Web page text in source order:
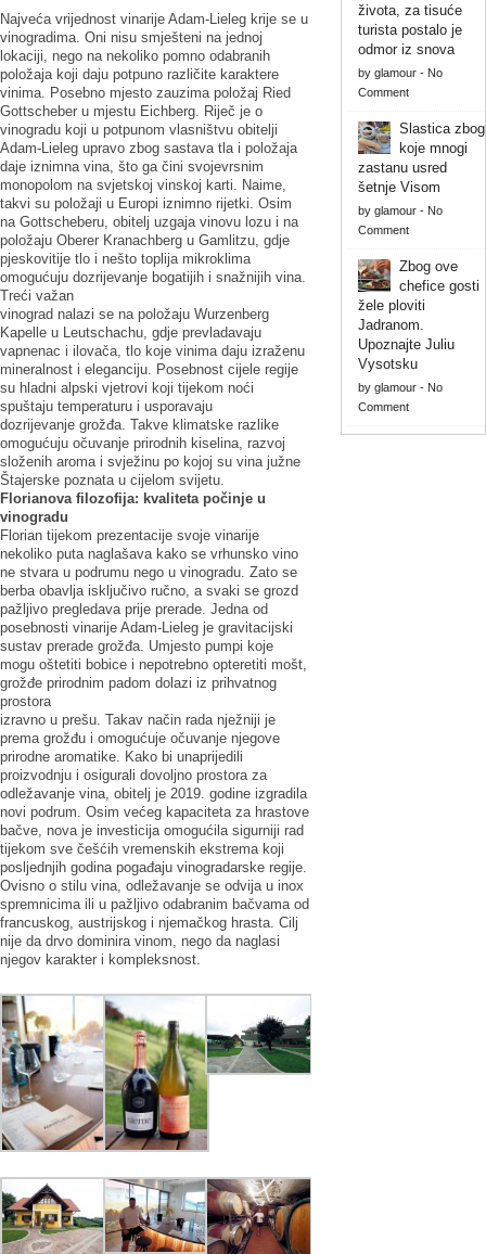
Najveća vrijednost vinarije Adam-Lieleg krije se u
vinogradima. Oni nisu smješteni na jednoj
lokaciji, nego na nekoliko pomno odabranih
položaja koji daju potpuno različite karaktere
vinima. Posebno mjesto zauzima položaj Ried
Gottscheber u mjestu Eichberg. Riječ je o
vinogradu koji u potpunom vlasništvu obitelji
Adam-Lieleg upravo zbog sastava tla i položaja
daje iznimna vina, što ga čini svojevrsnim
monopolom na svjetskoj vinskoj karti. Naime,
takvi su položaji u Europi iznimno rijetki. Osim
na Gottscheberu, obitelj uzgaja vinovu lozu i na
položaju Oberer Kranachberg u Gamlitzu, gdje
pjeskovitije tlo i nešto toplija mikroklima
omogućuju dozrijevanje bogatijih i snažnijih vina.
Treći važan
vinograd nalazi se na položaju Wurzenberg
Kapelle u Leutschachu, gdje prevladavaju
vapnenac i ilovača, tlo koje vinima daju izraženu
mineralnost i eleganciju. Posebnost cijele regije
su hladni alpski vjetrovi koji tijekom noći
spuštaju temperaturu i usporavaju
dozrijevanje grožđa. Takve klimatske razlike
omogućuju očuvanje prirodnih kiselina, razvoj
složenih aroma i svježinu po kojoj su vina južne
Štajerske poznata u cijelom svijetu.
Florianova filozofija: kvaliteta počinje u
vinogradu
Florian tijekom prezentacije svoje vinarije
nekoliko puta naglašava kako se vrhunsko vino
ne stvara u podrumu nego u vinogradu. Zato se
berba obavlja isključivo ručno, a svaki se grozd
pažljivo pregledava prije prerade. Jedna od
posebnosti vinarije Adam-Lieleg je gravitacijski
sustav prerade grožđa. Umjesto pumpi koje
mogu oštetiti bobice i nepotrebno opteretiti mošt,
grožđe prirodnim padom dolazi iz prihvatnog
prostora
izravno u prešu. Takav način rada nježniji je
prema grožđu i omogućuje očuvanje njegove
prirodne aromatike. Kako bi unaprijedili
proizvodnju i osigurali dovoljno prostora za
odležavanje vina, obitelj je 2019. godine izgradila
novi podrum. Osim većeg kapaciteta za hrastove
bačve, nova je investicija omogućila sigurniji rad
tijekom sve češćih vremenskih ekstrema koji
posljednjih godina pogađaju vinogradarske regije.
Ovisno o stilu vina, odležavanje se odvija u inox
spremnicima ili u pažljivo odabranim bačvama od
francuskog, austrijskog i njemačkog hrasta. Cilj
nije da drvo dominira vinom, nego da naglasi
njegov karakter i kompleksnost.
života, za tisuće
turista postalo je
odmor iz snova
by glamour- No
Comment
Slastica zbog
koje mnogi
zastanu usred
šetnje Visom
by glamour- No
Comment
Zbog ove
chefice gosti
žele ploviti
Jadranom.
Upoznajte Juliu
Vysotsku
by glamour- No
Comment